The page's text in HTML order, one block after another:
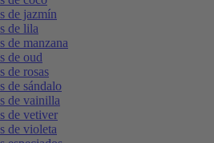
de jazmín
de lila
de manzana
de oud
de rosas
de sándalo
de vainilla
de vetiver
de violeta